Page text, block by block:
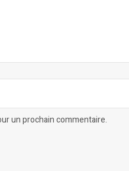
un prochain commentaire.